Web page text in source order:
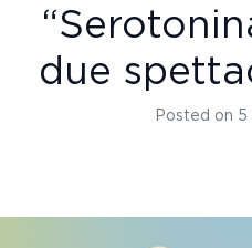
due
Posted on 5